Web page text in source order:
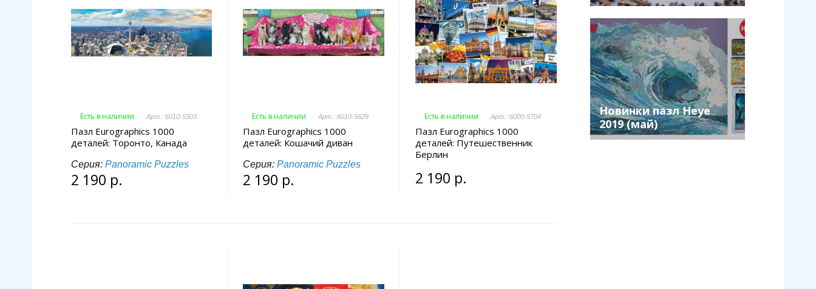
Есть в наличии Арт.: 6010-5303
Пазл Eurographics 1000
деталей: Торонто, Канада
Серия: Panoramic Puzzles
2 190 р.
Есть в наличии Арт.: 6010-5629
Пазл Eurographics 1000
деталей: Кошачий диван
Серия:Panoramic Puzzles
2 190 р.
Есть в наличии Арт.: 6000-5704
Пазл Eurographics 1000
деталей: Путешественник
Берлин
2 190 р.
Новинки пазл Heye
2019 (май)